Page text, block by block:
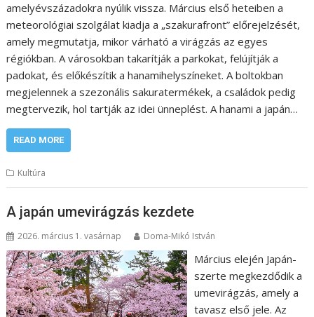
amelyévszázadokra nyúlik vissza. Március első heteiben a
meteorológiai szolgálat kiadja a „szakurafront” előrejelzését,
amely megmutatja, mikor várható a virágzás az egyes
régiókban. A városokban takarítják a parkokat, felújítják a
padokat, és előkészítik a hanamihelyszíneket. A boltokban
megjelennek a szezonális sakuratermékek, a családok pedig
megtervezik, hol tartják az idei ünneplést. A hanami a japán…
READ MORE
Kultúra
A japán umevirágzás kezdete
2026. március 1. vasárnap Doma-Mikó István
Március elején Japán-
szerte megkezdődik a
umevirágzás, amely a
tavasz első jele. Az